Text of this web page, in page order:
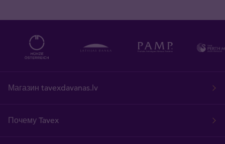
Магазин tavexdavanas.lv
Почему Tavex